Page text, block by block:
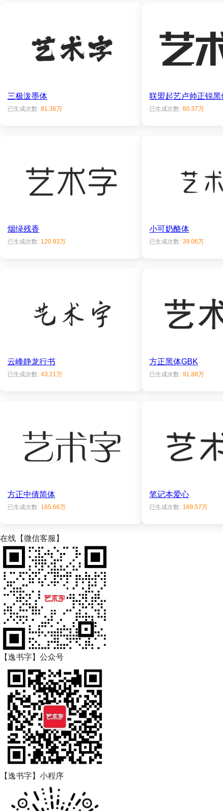
三极泼墨体
已生成次数: 81.36万
联盟起艺卢帅正锐黑
已生成次数: 60.37万
烟绿残香
已生成次数: 120.93万
小可奶酪体
已生成次数: 39.06万
云峰静龙行书
已生成次数: 43.21万
方正黑体GBK
已生成次数: 91.88万
方正中倩简体
已生成次数: 165.66万
笔记本爱心
已生成次数: 169.57万
在线【微信客服】
【逸书字】公众号
【逸书字】小程序